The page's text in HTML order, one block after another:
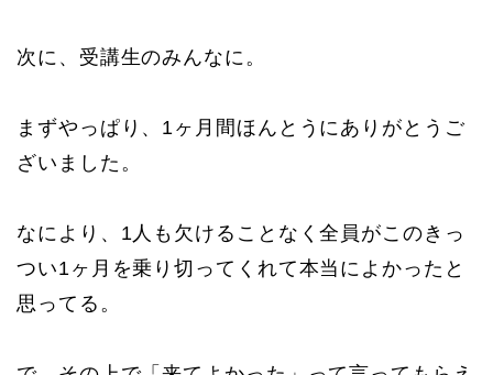
次に、受講生のみんなに。
まずやっぱり、1ヶ月間ほんとうにありがとうご
ざいました。
なにより、1人も欠けることなく全員がこのきっ
つい1ヶ月を乗り切ってくれて本当によかったと
思ってる。